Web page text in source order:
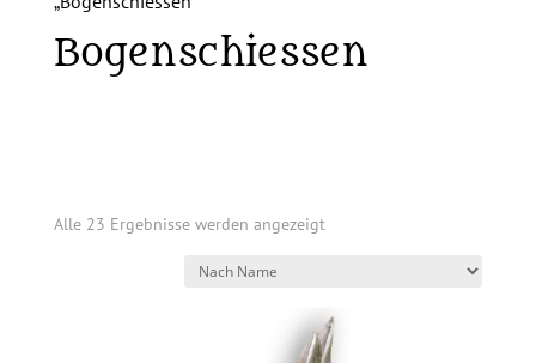
Bogenschiessen
Alle 23 Ergebnisse werden angezeigt